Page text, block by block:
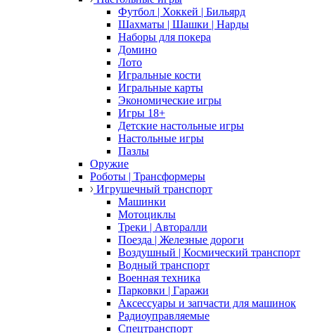
Футбол | Хоккей | Бильярд
Шахматы | Шашки | Нарды
Наборы для покера
Домино
Лото
Игральные кости
Игральные карты
Экономические игры
Игры 18+
Детские настольные игры
Настольные игры
Пазлы
Оружие
Роботы | Трансформеры
Игрушечный транспорт
Машинки
Мотоциклы
Треки | Авторалли
Поезда | Железные дороги
Воздушный | Космический транспорт
Водный транспорт
Военная техника
Парковки | Гаражи
Аксессуары и запчасти для машинок
Радиоуправляемые
Спецтранспорт